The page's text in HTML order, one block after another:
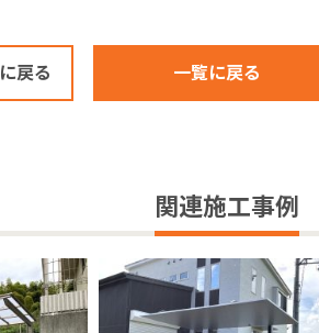
戻る 一覧に戻る
関連施工事例